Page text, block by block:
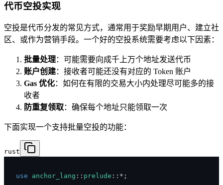
代币空投实现
空投是代币分发的常见方式，通常用于奖励早期用户、建立社
区、或作为营销手段。一个好的空投系统需要考虑以下因素：
批量处理：可能需要向成千上万个地址发送代币
账户创建：接收者可能还没有对应的 Token 账户
Gas 优化：如何在有限的交易大小内处理尽可能多的接
收者
防重复领取：确保每个地址只能领取一次
下面实现一个支持批量空投的功能：
rust
use anchor_lang :: prelude :: * ;